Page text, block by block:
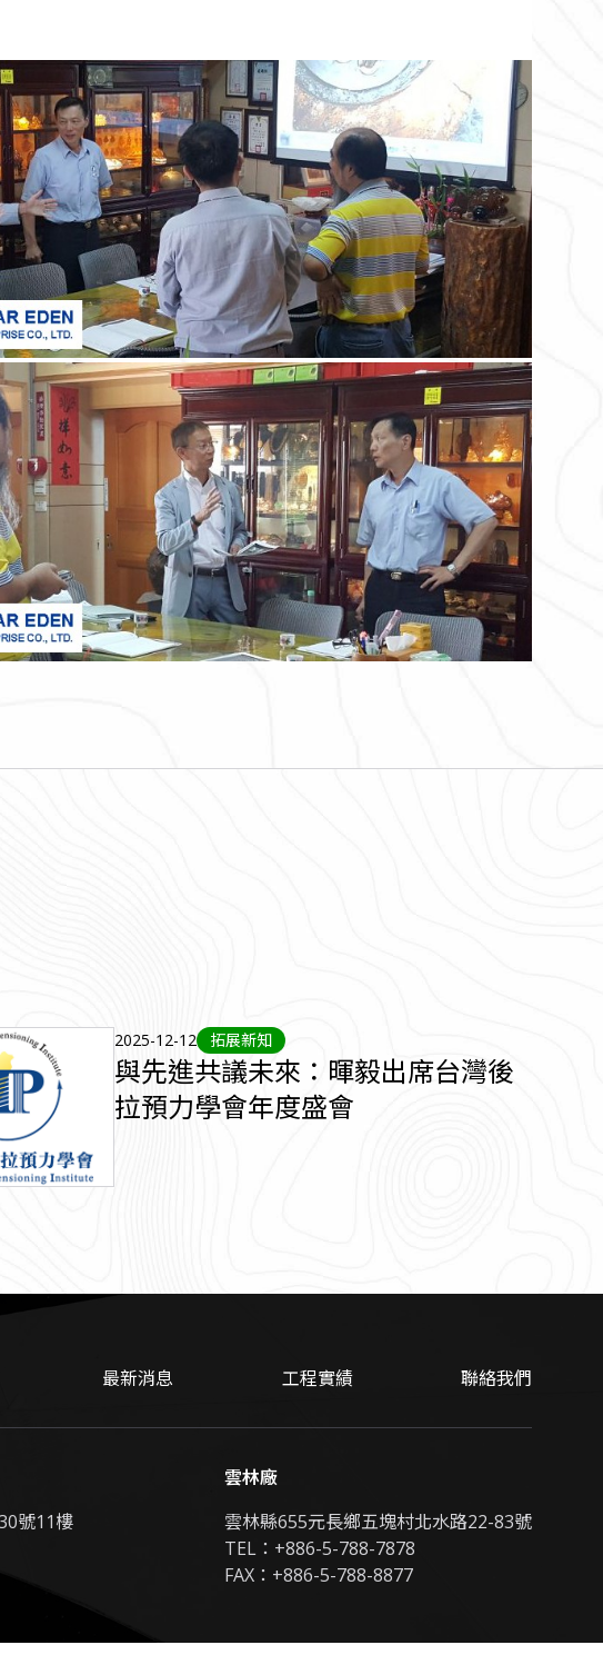
2025-12-12 拓展新知
與先進共議未來：暉毅出席台灣後
拉預力學會年度盛會
最新消息 工程實績 聯絡我們
號11樓
雲林廠
雲林縣655元長鄉五塊村北水路22-83號
TEL： +886-5-788-7878
FAX：+886-5-788-8877